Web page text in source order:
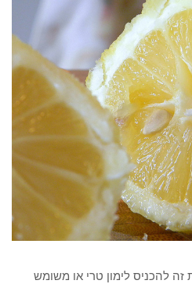
להכניס לימון טרי או משומש